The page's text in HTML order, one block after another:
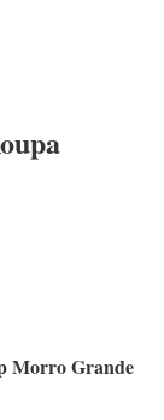
Morro Grande